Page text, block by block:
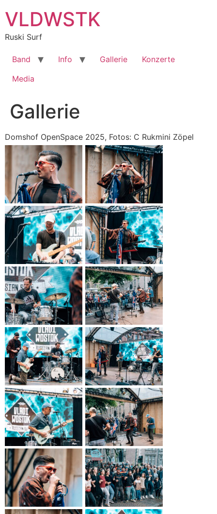
Inhalt
springen
VLDWSTK
Ruski Surf
Band Info Gallerie
Konzerte
Media
Gallerie
Domshof OpenSpace 2025, Fotos: C Rukmini Zöpel